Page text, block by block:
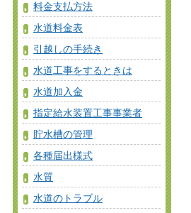
料金支払方法
水道料金表
引越しの手続き
水道工事をするときは
水道加入金
指定給水装置工事事業者
貯水槽の管理
各種届出様式
水質
水道のトラブル